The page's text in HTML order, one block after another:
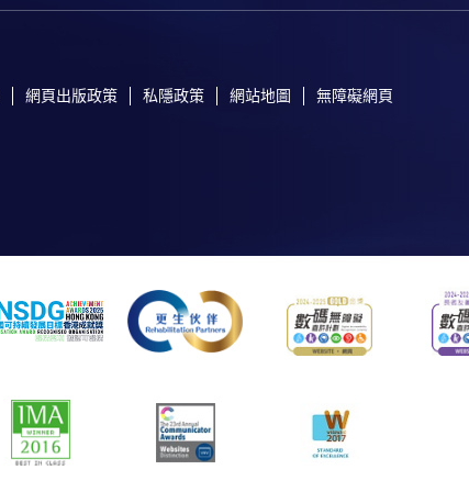
網頁出版政策 私隱政策 網站地圖 無障礙網頁